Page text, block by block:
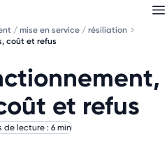
/ mise en service / résiliation
coût et refus
et refus
de lecture : 6 min
intéressent